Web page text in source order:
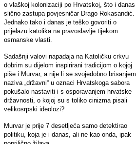
o vlaškoj kolonizaciji po Hrvatskoj, što i danas
slično zastupa povjesničar Drago Rokasandić.
Jednako tako i danas je teško govoriti o
prijelazu katolika na pravoslavlje tijekom
osmanske vlasti.
Sadašnji valovi napadaja na Katoličku crkvu
dobrim su dijelom inspirirani tradicijom o kojoj
piše i Murvar, a nije li se svojedobno brisanjem
naziva „državni“ u oznaci Hrvatskoga sabora
pokušalo nastaviti i s osporavanjem hrvatske
državnosti, o kojoj su s toliko cinizma pisali
velikosrpski ideolozi?
Murvar je prije 7 desetljeća samo detektirao
politiku, koja je i danas, ali ne kao onda, ipak